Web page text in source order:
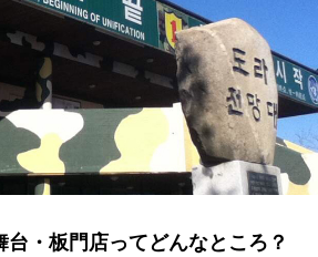
・板門店ってどんなところ？